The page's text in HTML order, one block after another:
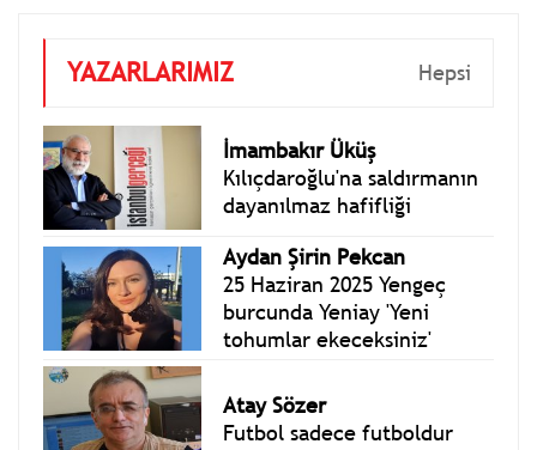
YAZARLARIMIZ Hepsi
İmambakır Üküş
Kılıçdaroğlu'na saldırmanın
dayanılmaz hafifliği
Aydan Şirin Pekcan
25 Haziran 2025 Yengeç
burcunda Yeniay 'Yeni
tohumlar ekeceksiniz'
Atay Sözer
Futbol sadece futboldur